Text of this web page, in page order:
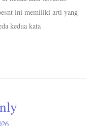
ini memiliki arti yang
kedua kata